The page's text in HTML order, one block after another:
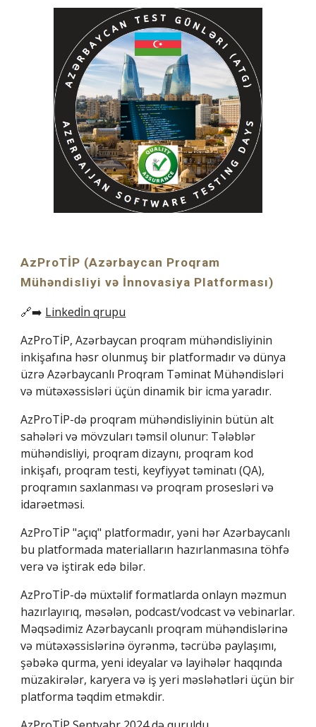
AzProTİP (Azərbaycan Proqram
Mühəndisliyi və İnnovasiya Platforması)
🔗➡️ Linkedİn qrupu
AzProTİP, Azərbaycan proqram mühəndisliyinin
inkişafına həsr olunmuş bir platformadır və dünya
üzrə Azərbaycanlı Proqram Təminat Mühəndisləri
və mütəxəssisləri üçün dinamik bir icma yaradır.
AzProTİP-də proqram mühəndisliyinin bütün alt
sahələri və mövzuları təmsil olunur: Tələblər
mühəndisliyi, proqram dizaynı, proqram kod
inkişafı, proqram testi, keyfiyyət təminatı (QA),
proqramın saxlanması və proqram prosesləri və
idarəetməsi.
AzProTİP "açıq" platformadır, yəni hər Azərbaycanlı
bu platformada materialların hazırlanmasına töhfə
verə və iştirak edə bilər.
AzProTİP-də müxtəlif formatlarda onlayn məzmun
hazırlayırıq, məsələn, podcast/vodcast və vebinarlar.
Məqsədimiz Azərbaycanlı proqram mühəndislərinə
və mütəxəssislərinə öyrənmə, təcrübə paylaşımı,
şəbəkə qurma, yeni ideyalar və layihələr haqqında
müzakirələr, karyera və iş yeri məsləhətləri üçün bir
platforma təqdim etməkdir.